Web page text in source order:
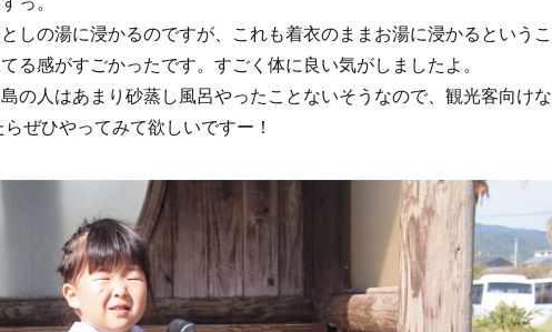
しの湯に浸かるのですが、これも着衣のままお湯に浸かるというこ
る感がすごかったです。すごく体に良い気がしましたよ。
の人はあまり砂蒸し風呂やったことないそうなので、観光客向けな
ぜひやってみて欲しいですー！